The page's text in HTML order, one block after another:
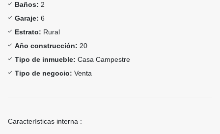
Baños: 2
Garaje: 6
Estrato: Rural
Año construcción: 20
Tipo de inmueble: Casa Campestre
Tipo de negocio: Venta
Características interna :